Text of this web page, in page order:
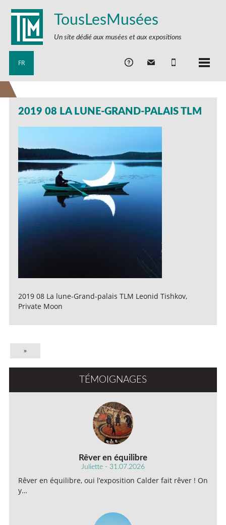
TousLesMusées
Un site dédié aux musées et aux expositions
FR
2019 08 LA LUNE-GRAND-PALAIS TLM
2019 08 La lune-Grand-palais TLM Leonid Tishkov,
Private Moon
»
TÉMOIGNAGES
Rêver en équilibre
Juliette - 31.07.2026
Rêver en équilibre, oui l’exposition Calder fait rêver ! On
y…